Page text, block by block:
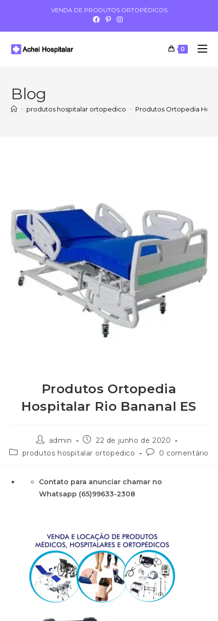
VENDA DE PRODUTOS ORTOPÉDICOS
0
Blog
> produtos hospitalar ortopedico > Produtos Ortopedia
Produtos Ortopedia
Hospitalar Rio Bananal ES
admin
22 de junho de 2020
produtos hospitalar ortopedico
0 comentário
Contato para anunciar chamar no
Whatsapp (65)99633-2308